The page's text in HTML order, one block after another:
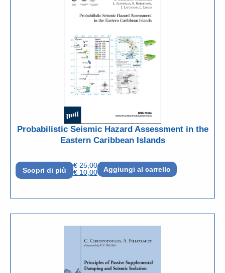
Probabilistic Seismic Hazard Assessment in the
Eastern Caribbean Islands
Scopri di più
€25,00
€ 10,00 Aggiungi al carrello